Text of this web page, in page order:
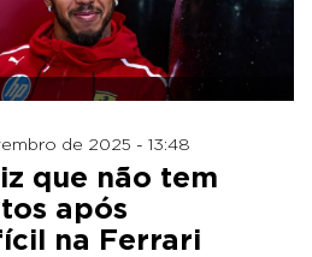
de 2025 - 13:48
que não tem
após
na Ferrari